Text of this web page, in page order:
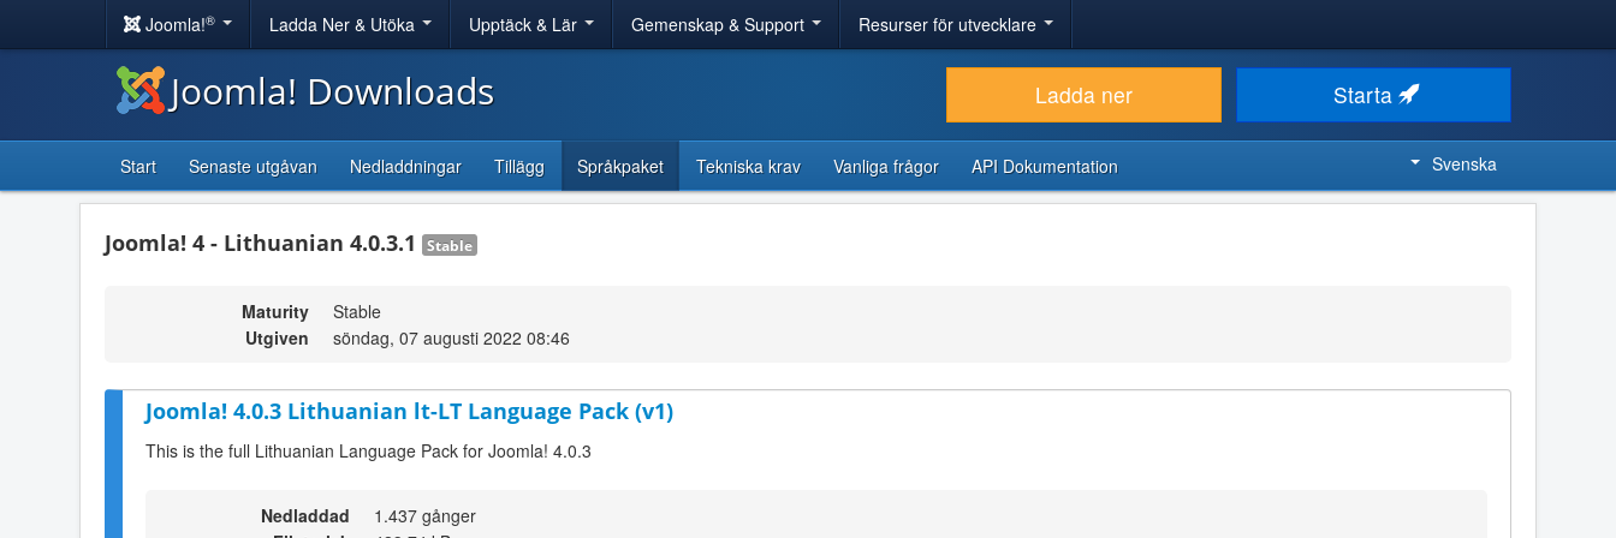
Joomla!® Ladda Ner & Utöka Upptäck & Lär Gemenskap & Support Resurser för utvecklare
Joomla! Downloads Ladda ner Starta
Start Senaste utgåvan Nedladdningar Tillägg Språkpaket Tekniska krav Vanliga frågor API Dokumentation Svenska
Joomla! 4 - Lithuanian 4.0.3.1 Stable
Maturity
Stable
Utgiven
söndag, 07 augusti 2022 08:46
Joomla! 4.0.3 Lithuanian lt-LT Language Pack (v1)
This is the full Lithuanian Language Pack for Joomla! 4.0.3
Nedladdad
1.437 gånger